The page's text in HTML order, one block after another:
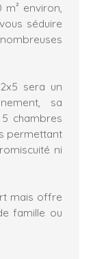
environ,
séduire
sera un
sa
chambres
permettant
ni
mais offre
famille ou